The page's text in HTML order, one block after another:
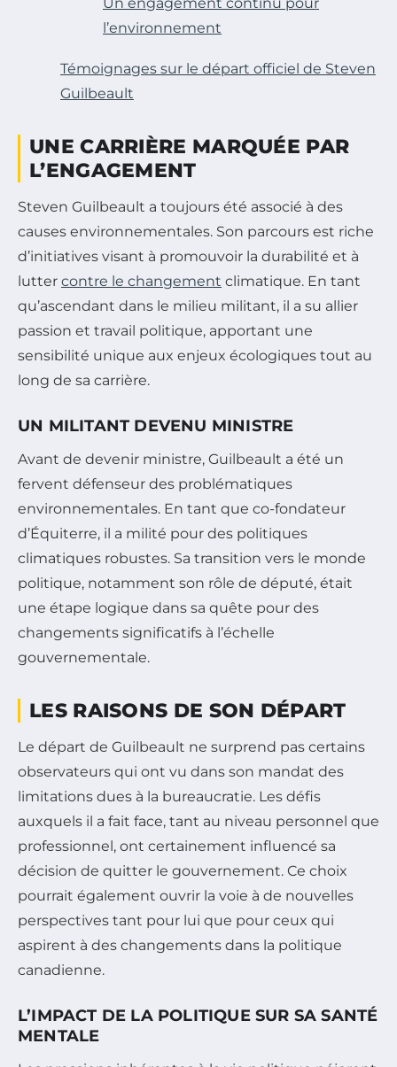
l’environnement
Témoignages sur le départ officiel de Steven
Guilbeault
UNE CARRIÈRE MARQUÉE PAR
L’ENGAGEMENT
Steven Guilbeault a toujours été associé à des
causes environnementales. Son parcours est riche
d’initiatives visant à promouvoir la durabilité et à
lutter contre le changement climatique. En tant
qu’ascendant dans le milieu militant, il a su allier
passion et travail politique, apportant une
sensibilité unique aux enjeux écologiques tout au
long de sa carrière.
UN MILITANT DEVENU MINISTRE
Avant de devenir ministre, Guilbeault a été un
fervent défenseur des problématiques
environnementales. En tant que co-fondateur
d’Équiterre, il a milité pour des politiques
climatiques robustes. Sa transition vers le monde
politique, notamment son rôle de député, était
une étape logique dans sa quête pour des
changements significatifs à l’échelle
gouvernementale.
LES RAISONS DE SON DÉPART
Le départ de Guilbeault ne surprend pas certains
observateurs qui ont vu dans son mandat des
limitations dues à la bureaucratie. Les défis
auxquels il a fait face, tant au niveau personnel que
professionnel, ont certainement influencé sa
décision de quitter le gouvernement. Ce choix
pourrait également ouvrir la voie à de nouvelles
perspectives tant pour lui que pour ceux qui
aspirent à des changements dans la politique
canadienne.
L’IMPACT DE LA POLITIQUE SUR SA SANTÉ
MENTALE